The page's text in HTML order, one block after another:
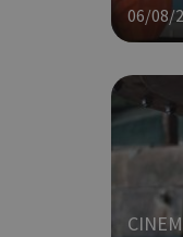
06/08/